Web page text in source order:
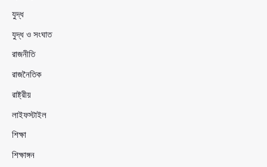
যুদ্ধ
যুদ্ধ ও সংঘাত
রাজনীতি
রাজনৈতিক
রাষ্ট্রীয়
লাইফস্টাইল
শিক্ষা
শিক্ষাঙ্গন